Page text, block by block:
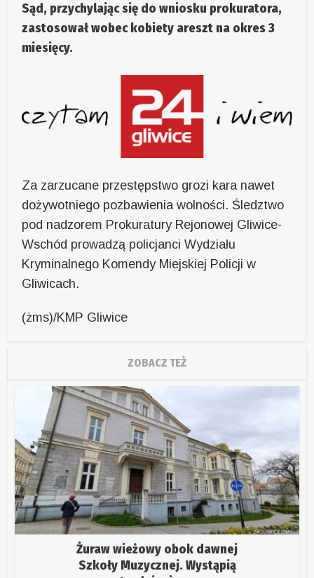
Sąd, przychylając się do wniosku prokuratora,
zastosował wobec kobiety areszt na okres 3
miesięcy.
Za zarzucane przestępstwo grozi kara nawet
dożywotniego pozbawienia wolności. Śledztwo
pod nadzorem Prokuratury Rejonowej Gliwice-
Wschód prowadzą policjanci Wydziału
Kryminalnego Komendy Miejskiej Policji w
Gliwicach.
(żms)/KMP Gliwice
ZOBACZ TEŻ
Żuraw wieżowy obok dawnej
Szkoły Muzycznej. Wystąpią